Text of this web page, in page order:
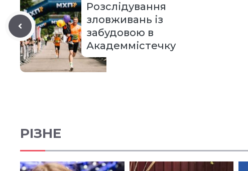
Розслідування
зловживань із
забудовою в
Академмістечку
РІЗНЕ